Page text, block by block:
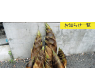
お知らせ一覧